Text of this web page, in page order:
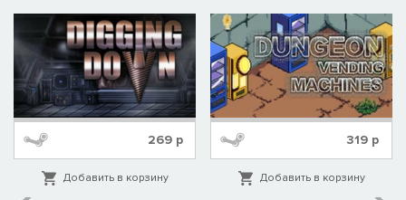
269 р
Добавить в корзину
319р
Добавить в корзину